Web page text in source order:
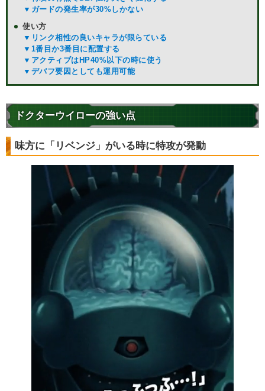
▼ガードの発生率が30%しかない
使い方
▼リンク相性の良いキャラが限らている
▼1番目か3番目に配置する
▼アクティブはHP40%以下の時に使う
▼デバフ要因としても運用可能
ドクターウイローの強い点
味方に「リベンジ」がいる時に特攻が発動